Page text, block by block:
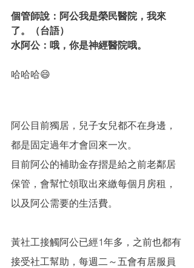
個管師說：阿公我是榮民醫院，我來
了。（台語）
水阿公：哦，你是神經醫院哦。
哈哈哈😄
阿公目前獨居，兒子女兒都不在身邊，
都是固定過年才會回來一次。
目前阿公的補助金存摺是給之前老鄰居
保管，會幫忙領取出來繳每個月房租，
以及阿公需要的生活費。
黃社工接觸阿公已經1年多，之前也都有
接受社工幫助，每週二～五會有居服員